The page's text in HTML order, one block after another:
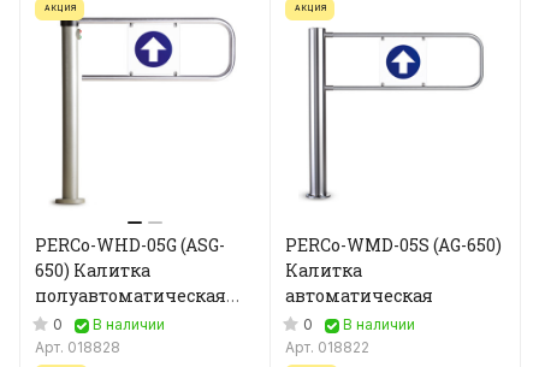
АКЦИЯ
PERCo-WHD-05G (ASG-
650) Калитка
полуавтоматическая
650 мм
0
В наличии
Арт. 018828
АКЦИЯ
PERCo-WMD-05S (AG-650)
Калитка
автоматическая
0
В наличии
Арт. 018822